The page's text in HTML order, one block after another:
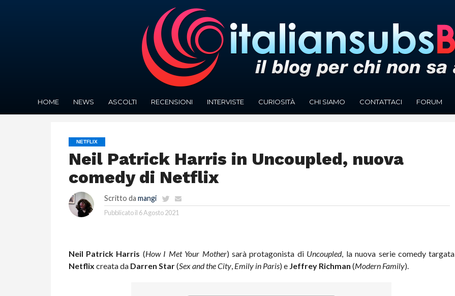
HOME NEWS ASCOLTI RECENSIONI INTERVISTE CURIOSITÀ CHI SIAMO CONTATTACI FORUM
NETFLIX
Neil Patrick Harris in Uncoupled, nuova
comedy di Netflix
Scritto da mangi
Pubblicato il 6 Agosto 2021
Neil Patrick Harris (How I Met Your Mother) sarà protagonista di Uncoupled, la nuova serie comedy targata
Netflix creata da Darren Star(Sex and the City, Emily in Paris) e Jeffrey Richman (Modern Family).